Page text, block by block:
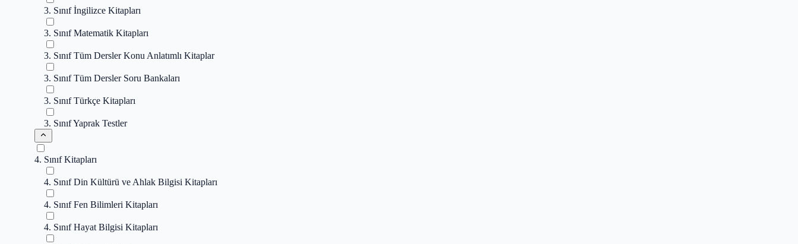
3. Sınıf İngilizce Kitapları
3. Sınıf Matematik Kitapları
3. Sınıf Tüm Dersler Konu Anlatımlı Kitaplar
3. Sınıf Tüm Dersler Soru Bankaları
3. Sınıf Türkçe Kitapları
3. Sınıf Yaprak Testler
4. Sınıf Kitapları
4. Sınıf Din Kültürü ve Ahlak Bilgisi Kitapları
4. Sınıf Fen Bilimleri Kitapları
4. Sınıf Hayat Bilgisi Kitapları